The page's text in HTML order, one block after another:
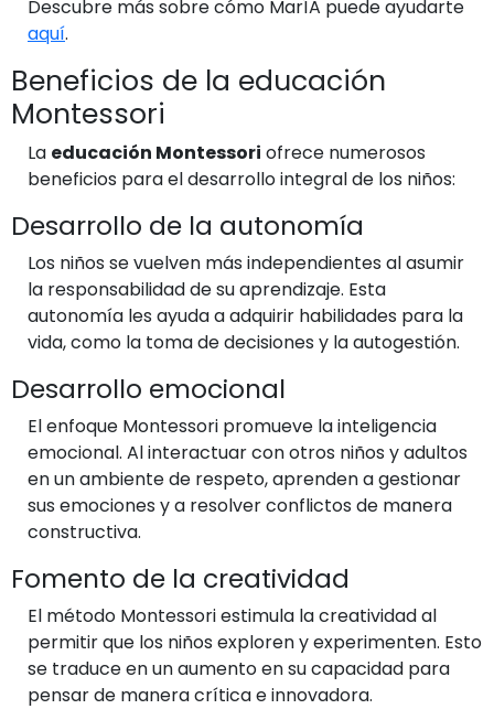
Descubre más sobre cómo MarÍA puede ayudarte
aquí.
Beneficios de la educación
Montessori
La educación Montessori ofrece numerosos
beneficios para el desarrollo integral de los niños:
Desarrollo de la autonomía
Los niños se vuelven más independientes al asumir
la responsabilidad de su aprendizaje. Esta
autonomía les ayuda a adquirir habilidades para la
vida, como la toma de decisiones y la autogestión.
Desarrollo emocional
El enfoque Montessori promueve la inteligencia
emocional. Al interactuar con otros niños y adultos
en un ambiente de respeto, aprenden a gestionar
sus emociones y a resolver conflictos de manera
constructiva.
Fomento de la creatividad
El método Montessori estimula la creatividad al
permitir que los niños exploren y experimenten. Esto
se traduce en un aumento en su capacidad para
pensar de manera crítica e innovadora.